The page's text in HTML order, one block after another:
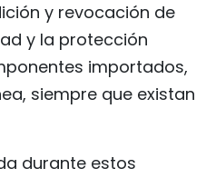
y revocación de
y la protección
importados,
siempre que existan
durante estos